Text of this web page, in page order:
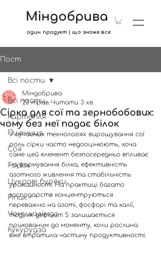
один продукт | що зможе все
Міндобрива
Пост
Всі пости
Картопля
Пшениця
Соя
Горох
Цукрові буряки
Ріпак
Чому калімаг
Кукурудза
Всі пости
Сірка для сої та зернобобових:
чому без неї падає білок
Міндобрива
23 трав. Читати 3 хв
У сучасних технологіях вирощування сої
роль сірки часто недооцінюють, хоча
саме цей елемент безпосередньо впливає
на формування білка, ефективність
азотного живлення та стабільність
урожайності. На практиці багато
господарств концентруються
переважно на азоті, фосфорі та калії,
тоді як дефіцит S залишається
прихованим до моменту, коли рослина
вже втратила частину продуктивності.